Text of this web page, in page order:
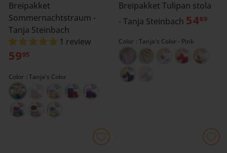
Breipakket
Sommernachtstraum -
Tanja Steinbach
1 review
5995
Color Tanja's Color
Breipakket Tulipan stola
- Tanja Steinbach 5489
Color Tanja's Color - Pink